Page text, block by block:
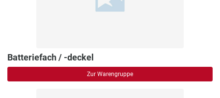
Batteriefach / -deckel
Zur Warengruppe